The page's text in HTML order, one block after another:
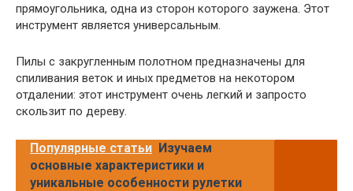
прямоугольника, одна из сторон которого заужена. Этот
инструмент является универсальным.
Пилы с закругленным полотном предназначены для
спиливания веток и иных предметов на некотором
отдалении: этот инструмент очень легкий и запросто
скользит по дереву.
Популярные статьи Изучаем
основные характеристики и
уникальные особенности рулетки